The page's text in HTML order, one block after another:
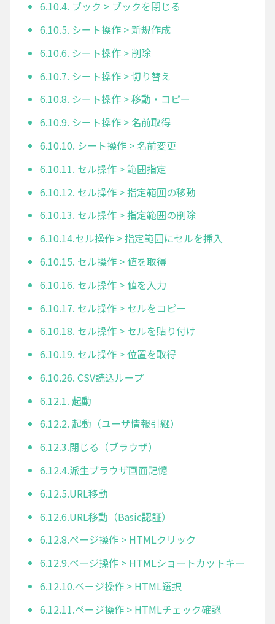
6.10.4. ブック > ブックを閉じる
6.10.5. シート操作 > 新規作成
6.10.6. シート操作 > 削除
6.10.7. シート操作 > 切り替え
6.10.8. シート操作 > 移動・コピー
6.10.9. シート操作 > 名前取得
6.10.10. シート操作 > 名前変更
6.10.11. セル操作 > 範囲指定
6.10.12. セル操作 > 指定範囲の移動
6.10.13. セル操作 > 指定範囲の削除
6.10.14.セル操作 > 指定範囲にセルを挿入
6.10.15. セル操作 > 値を取得
6.10.16. セル操作 > 値を入力
6.10.17. セル操作 > セルをコピー
6.10.18. セル操作 > セルを貼り付け
6.10.19. セル操作 > 位置を取得
6.10.26. CSV読込ループ
6.12.1. 起動
6.12.2. 起動（ユーザ情報引継）
6.12.3.閉じる（ブラウザ）
6.12.4.派生ブラウザ画面記憶
6.12.5.URL移動
6.12.6.URL移動（Basic認証）
6.12.8.ページ操作 > HTMLクリック
6.12.9.ページ操作 > HTMLショートカットキー
6.12.10.ページ操作 > HTML選択
6.12.11.ページ操作 > HTMLチェック確認